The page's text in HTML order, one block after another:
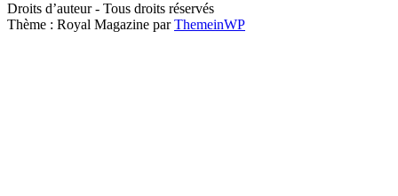
Droits d’auteur - Tous droits réservés
Thème : Royal Magazine parThemeinWP